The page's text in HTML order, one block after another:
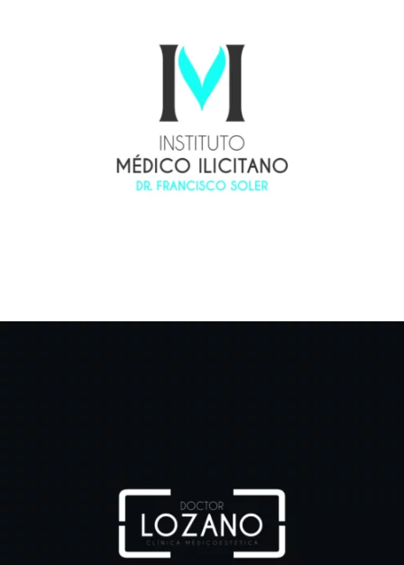
IMI Soler
Id Corporativa
lozano
Arte web / Id Corporativa / Id grafica / Publicidad / Social